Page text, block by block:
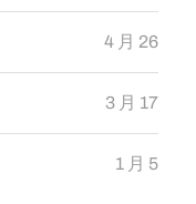
4 月 26
3 月 17
1 月 5